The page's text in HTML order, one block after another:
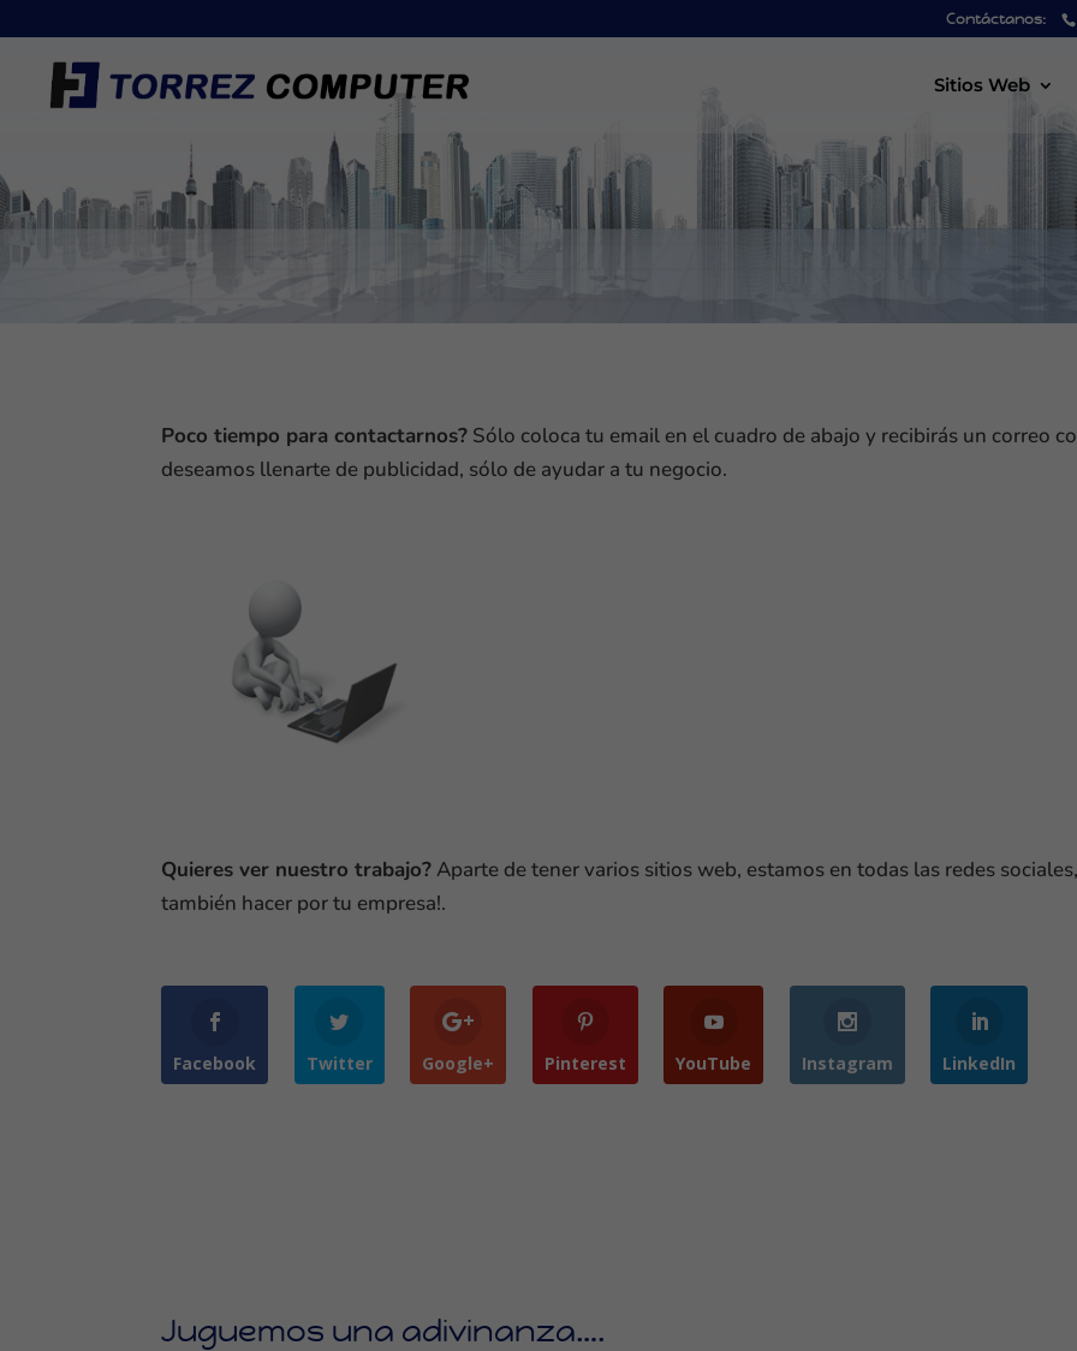
Contáctanos:
Sitios Web
Poco tiempo para contactarnos? Sólo coloca tu email en el cuadro de abajo y recibirás un correo
deseamos llenarte de publicidad, sólo de ayudar a tu negocio.
Quieres ver nuestro trabajo?Aparte de tener varios sitios web, estamos en todas las redes
también hacer por tu empresa!.
Facebook Twitter Google+ Pinterest YouTube Instagram LinkedIn
Juguemos una adivinanza….